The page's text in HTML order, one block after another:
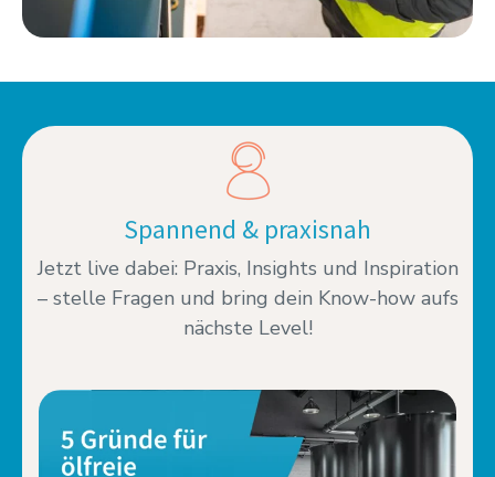
Spannend & praxisnah
Jetzt live dabei: Praxis, Insights und Inspiration
– stelle Fragen und bring dein Know-how aufs
nächste Level!